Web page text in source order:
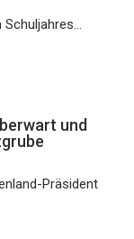
und
Präsident